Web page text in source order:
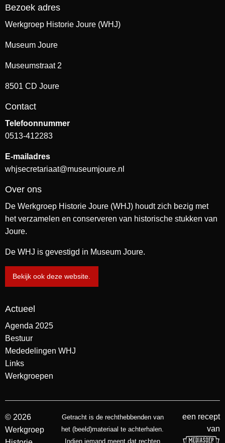
Bezoek adres
Werkgroep Historie Joure (WHJ)
Museum Joure
Museumstraat 2
8501 CD Joure
Contact
Telefoonnummer
0513-412283
E-mailadres
whjsecretariaat@museumjoure.nl
Over ons
De Werkgroep Historie Joure (WHJ) houdt zich bezig met
het verzamelen en conserveren van historische stukken van
Joure.
De WHJ is gevestigd in Museum Joure.
Bekijk ook deze website.
Actueel
Agenda 2025
Bestuur
Mededelingen WHJ
Links
Werkgroepen
© 2026
Werkgroep
Getracht is de rechthebbenden van
het (beeld)materiaal te achterhalen.
Indien iemand meent dat rechten
een recept
van